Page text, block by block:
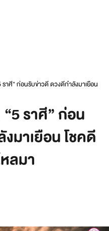
ราศี" ก่อนรับข่าวดี ดวงดีกำลังมาเยือน
ราศี” ก่อน
มาเยือน โชคดี
ลมา